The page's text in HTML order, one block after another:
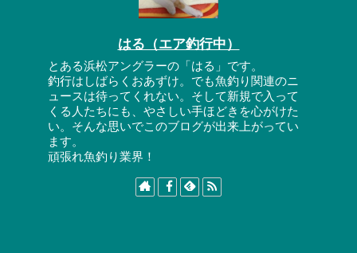
はる（エア釣行中）
とある浜松アングラーの「はる」です。
釣行はしばらくおあずけ。でも魚釣り関連のニ
ュースは待ってくれない。そして新規で入って
くる人たちにも、やさしい手ほどきを心がけた
い。そんな思いでこのブログが出来上がってい
ます。
頑張れ魚釣り業界！